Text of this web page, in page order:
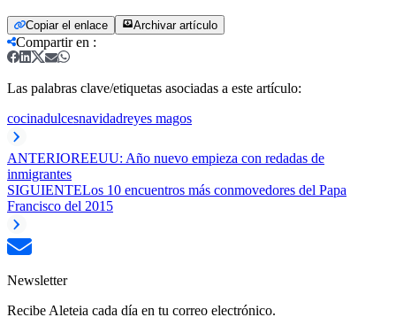
Copiar el enlace Archivar artículo
Compartir en :
Las palabras clave/etiquetas asociadas a este artículo:
cocinadulcesnavidadreyes magos
ANTERIOREEUU: Año nuevo empieza con redadas de
inmigrantes
SIGUIENTELos 10 encuentros más conmovedores del Papa
Francisco del 2015
Newsletter
Recibe Aleteia cada día en tu correo electrónico.